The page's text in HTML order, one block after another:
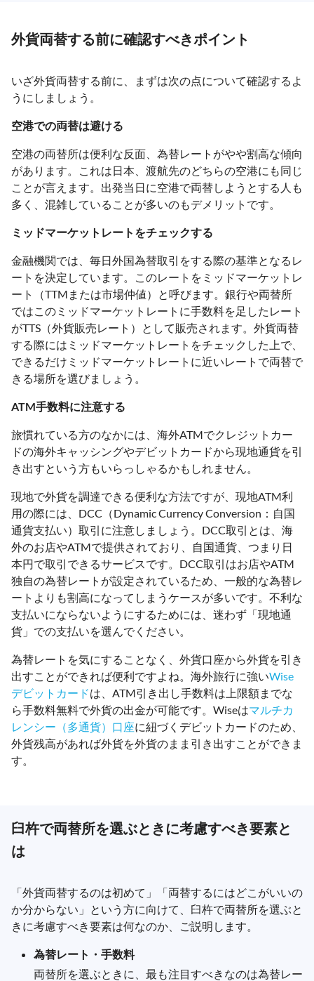
外貨両替する前に確認すべきポイント
いざ外貨両替する前に、まずは次の点について確認するよ
うにしましょう。
空港での両替は避ける
空港の両替所は便利な反面、為替レートがやや割高な傾向
があります。これは日本、渡航先のどちらの空港にも同じ
ことが言えます。出発当日に空港で両替しようとする人も
多く、混雑していることが多いのもデメリットです。
ミッドマーケットレートをチェックする
金融機関では、毎日外国為替取引をする際の基準となるレ
ートを決定しています。このレートをミッドマーケットレ
ート（TTMまたは市場仲値）と呼びます。銀行や両替所
ではこのミッドマーケットレートに手数料を足したレート
がTTS（外貨販売レート）として販売されます。外貨両替
する際にはミッドマーケットレートをチェックした上で、
できるだけミッドマーケットレートに近いレートで両替で
きる場所を選びましょう。
ATM手数料に注意する
旅慣れている方のなかには、海外ATMでクレジットカー
ドの海外キャッシングやデビットカードから現地通貨を引
き出すという方もいらっしゃるかもしれません。
現地で外貨を調達できる便利な方法ですが、現地ATM利
用の際には、DCC（Dynamic Currency Conversion：自国
通貨支払い）取引に注意しましょう。DCC取引とは、海
外のお店やATMで提供されており、自国通貨、つまり日
本円で取引できるサービスです。DCC取引はお店やATM
独自の為替レートが設定されているため、一般的な為替レ
ートよりも割高になってしまうケースが多いです。不利な
支払いにならないようにするためには、迷わず「現地通
貨」での支払いを選んでください。
為替レートを気にすることなく、外貨口座から外貨を引き
出すことができれば便利ですよね。海外旅行に強いWise
デビットカードは、ATM引き出し手数料は上限額までな
ら手数料無料で外貨の出金が可能です。Wiseはマルチカ
レンシー（多通貨）口座に紐づくデビットカードのため、
外貨残高があれば外貨を外貨のまま引き出すことができま
す。
臼杵で両替所を選ぶときに考慮すべき要素と
は
「外貨両替するのは初めて」「両替するにはどこがいいの
か分からない」という方に向けて、臼杵で両替所を選ぶと
きに考慮すべき要素は何なのか、ご説明します。
為替レート・手数料
両替所を選ぶときに、最も注目すべきなのは為替レー